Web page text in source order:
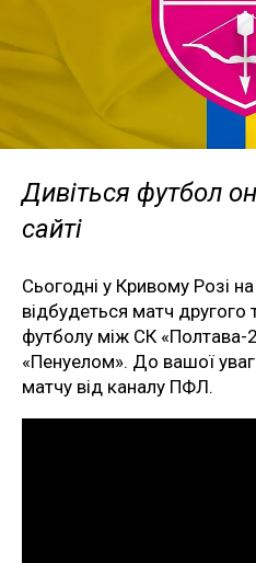
Дивіться футбол
сайті
Сьогодні у Кривому Розі
відбудеться матч другого
футболу між СК «Полтава-
«Пенуелом». До вашої
матчу від каналу ПФЛ.